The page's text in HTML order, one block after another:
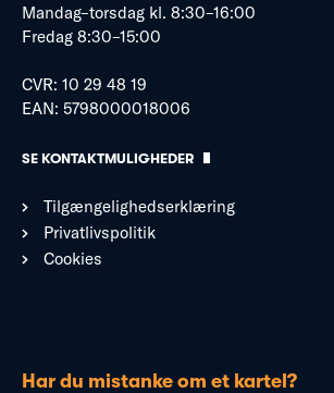
Mandag–torsdag kl. 8:30–16:00
Fredag 8:30–15:00
CVR: 10 29 48 19
EAN: 5798000018006
SE KONTAKTMULIGHEDER
Tilgængelighedserklæring
Privatlivspolitik
Cookies
Har du mistanke om et kartel?